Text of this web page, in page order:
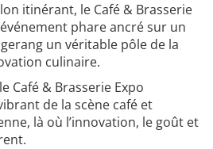
itinérant, le Café & Brasserie
phare ancré sur un
un véritable pôle de la
culinaire.
Café & Brasserie Expo
de la scène café et
là où l’innovation, le goût et